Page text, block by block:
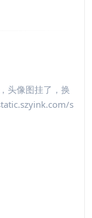
头像图挂了，换
s